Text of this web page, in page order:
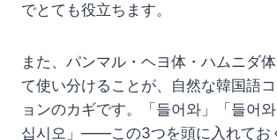
でとても役立ちます。
また、パンマル・ヘヨ体・ハムニダ
て使い分けることが、自然な韓国語
ョンのカギです。「들어와」「들어
십시오」——この3つを頭に入れてお